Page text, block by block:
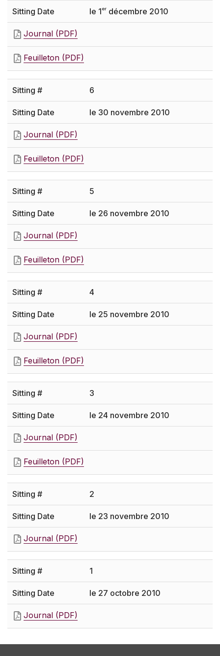
le 1er décembre 2010
Journal (PDF)
Feuilleton (PDF)
6
le 30 novembre 2010
Journal (PDF)
Feuilleton (PDF)
5
le 26 novembre 2010
Journal (PDF)
Feuilleton (PDF)
4
le 25 novembre 2010
Journal (PDF)
Feuilleton (PDF)
3
le 24 novembre 2010
Journal (PDF)
Feuilleton (PDF)
2
le 23 novembre 2010
Journal (PDF)
1
le 27 octobre 2010
Journal (PDF)